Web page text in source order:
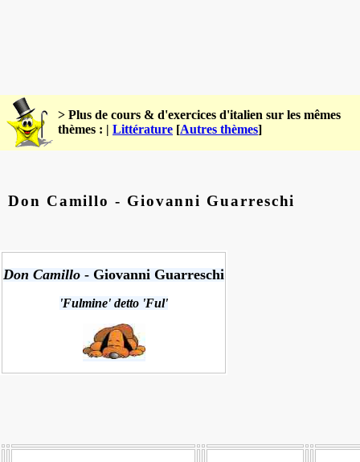
> Plus de cours & d'exercices d'italien sur les mêmes
thèmes : | Littérature [Autres thèmes]
Don Camillo - Giovanni Guarreschi
Don Camillo - Giovanni Guarreschi
'Fulmine' detto 'Ful'